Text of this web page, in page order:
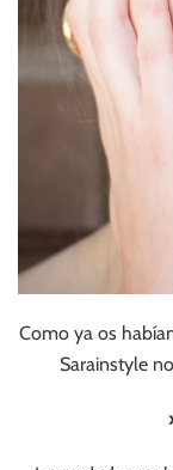
Como ya os
Sarainstyle